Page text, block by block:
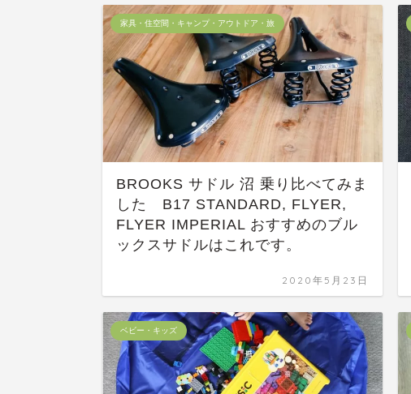
家具・住空間・キャンプ・アウトドア・旅
BROOKS サドル 沼 乗り比べてみま
した B17 STANDARD, FLYER,
FLYER IMPERIAL おすすめのブル
ックスサドルはこれです。
2020年5月23日
ベビー・キッズ